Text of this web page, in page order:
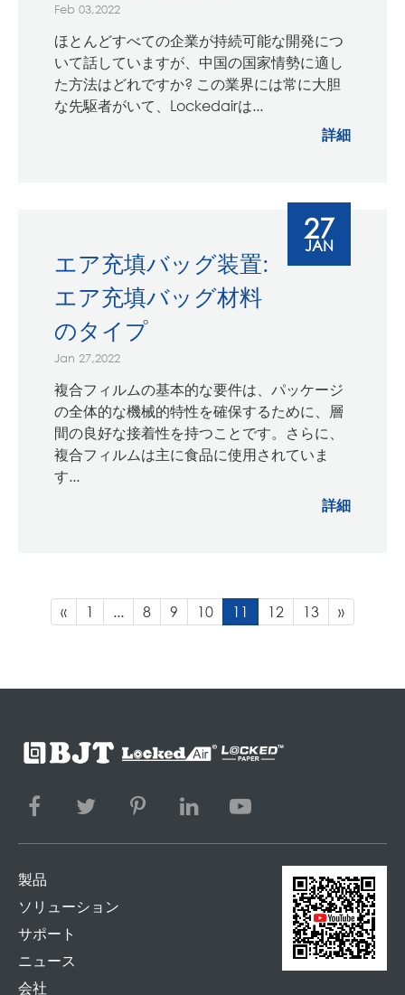
Feb 03,2022
ほとんどすべての企業が持続可能な開発につ
いて話していますが、中国の国家情勢に適し
た方法はどれですか? この業界には常に大胆
な先駆者がいて、Lockedairは...
詳細
エア充填バッグ装置:
エア充填バッグ材料
のタイプ
Jan 27,2022
複合フィルムの基本的な要件は、パッケージ
の全体的な機械的特性を確保するために、層
間の良好な接着性を持つことです。さらに、
複合フィルムは主に食品に使用されていま
す...
詳細
27
JAN
« 1 ... 8 9 10 11 12 13 »
製品
ソリューション
サポート
ニュース
会社